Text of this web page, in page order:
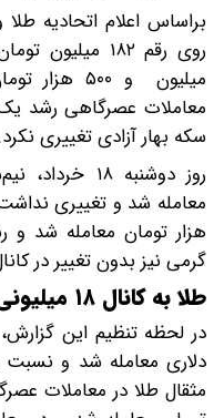
براساس اعلام اتحادیه
میلیون و
معاملات عصرگاهی رشد
سکه بهار آزادی تغییری نکرد.
گرمی نیز بدون تغییر در کانال ۲۷ میلیون تومانی باقی
طلا به کانال ۱۸ میلیونی برگشت
دلاری معامله شد و نسبت